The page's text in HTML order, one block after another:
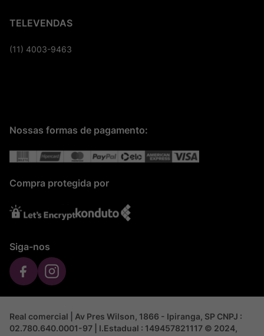
TELEVENDAS
(11) 4003-9463
Nossas formas de pagamento:
Compra protegida por
Siga-nos
Real comercial | Av Pres Wilson, 1866 - Ipiranga, SP CNPJ :
02.780.640.0001-97 | I.Estadual : 149457821117 © 2024,